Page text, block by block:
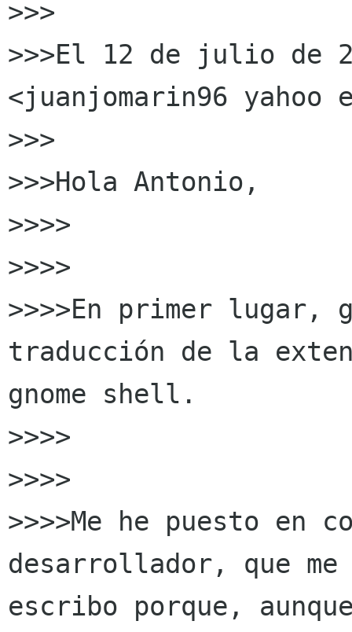
>>>
>>>El 12 de julio de
<juanjomarin96
>>>
>>>Hola Antonio,
>>>>
>>>>
>>>>En primer lugar,
traducción de la
gnome shell.
>>>>
>>>>
>>>>Me he puesto en
desarrollador, que
escribo porque,